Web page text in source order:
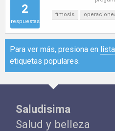
2
respuestas
fimosis
Para ver más, presiona en
etiquetas populares.
Saludisima
Salud y belleza